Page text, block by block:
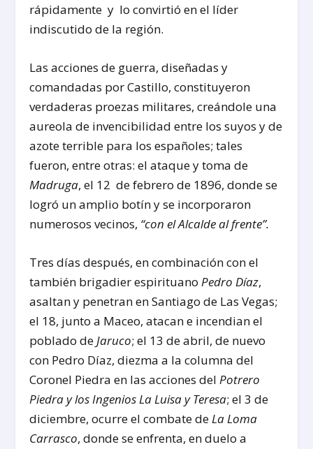
rápidamente y lo convirtió en el líder
indiscutido de la región.
Las acciones de guerra, diseñadas y
comandadas por Castillo, constituyeron
verdaderas proezas militares, creándole una
aureola de invencibilidad entre los suyos y de
azote terrible para los españoles; tales
fueron, entre otras: el ataque y toma de
Madruga, el 12 de febrero de 1896, donde se
logró un amplio botín y se incorporaron
numerosos vecinos, “con el Alcalde al frente”.
Tres días después, en combinación con el
también brigadier espirituanoPedro Díaz,
asaltan y penetran en Santiago de Las Vegas;
el 18, junto a Maceo, atacan e incendian el
poblado deJaruco; el 13 de abril, de nuevo
con Pedro Díaz, diezma a la columna del
Coronel Piedra en las acciones delPotrero
Piedra y los Ingenios La Luisa y Teresa; el 3 de
diciembre, ocurre el combate deLa Loma
Carrasco, donde se enfrenta, en duelo a